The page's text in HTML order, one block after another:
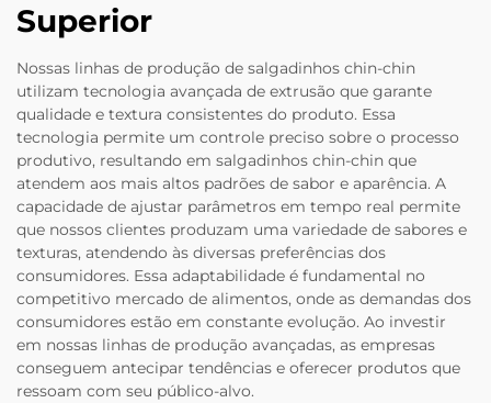
Superior
Nossas linhas de produção de salgadinhos chin-chin
utilizam tecnologia avançada de extrusão que garante
qualidade e textura consistentes do produto. Essa
tecnologia permite um controle preciso sobre o processo
produtivo, resultando em salgadinhos chin-chin que
atendem aos mais altos padrões de sabor e aparência. A
capacidade de ajustar parâmetros em tempo real permite
que nossos clientes produzam uma variedade de sabores e
texturas, atendendo às diversas preferências dos
consumidores. Essa adaptabilidade é fundamental no
competitivo mercado de alimentos, onde as demandas dos
consumidores estão em constante evolução. Ao investir
em nossas linhas de produção avançadas, as empresas
conseguem antecipar tendências e oferecer produtos que
ressoam com seu público-alvo.